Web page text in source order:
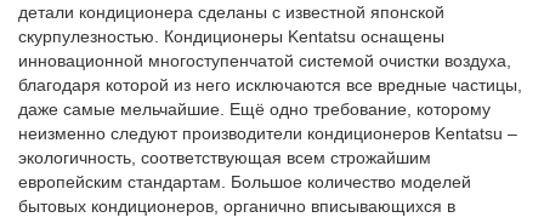
детали кондиционера сделаны с известной японской
скурпулезностью. Кондиционеры Kentatsu оснащены
инновационной многоступенчатой системой очистки воздуха,
благодаря которой из него исключаются все вредные частицы,
даже самые мельчайшие. Ещё одно требование, которому
неизменно следуют производители кондиционеров Kentatsu –
экологичность, соответствующая всем строжайшим
европейским стандартам. Большое количество моделей
бытовых кондиционеров, органично вписывающихся в